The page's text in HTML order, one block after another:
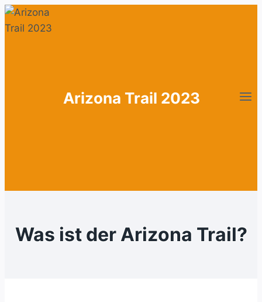
Zum
Inhalt
Arizona Trail 2023
Was ist der Arizona Trail?